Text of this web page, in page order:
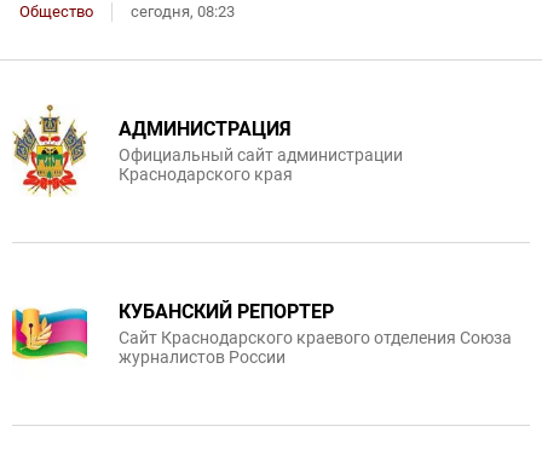
Общество сегодня, 08:23
АДМИНИСТРАЦИЯ
Официальный сайт администрации
Краснодарского края
КУБАНСКИЙ РЕПОРТЕР
Сайт Краснодарского краевого отделения Союза
журналистов России